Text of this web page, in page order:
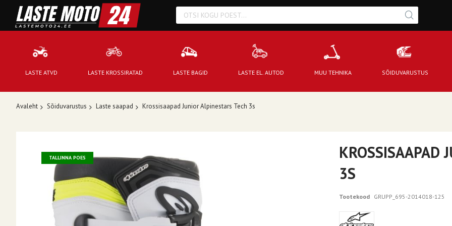
LASTE ATVD LASTE KROSSIRATAD LASTE BAGID LASTE EL. AUTOD MUU TEHNIKA SÕIDUVARUSTUS
Avaleht Sõiduvarustus Laste saapad Krossisaapad Junior Alpinestars Tech 3s
TALLINNA POES
KROSSISAAPAD
3S
Tootekood GRUPP_695-2014018-125